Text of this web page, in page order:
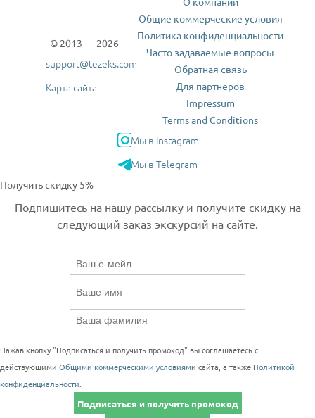
© 2013 — 2026
support@tezeks.com
Карта сайта
Общие коммерческие условия
Политика конфиденциальности
Часто задаваемые вопросы
Обратная связь
Для партнеров
Impressum
Terms and Conditions
Мы в Instagram
Мы в Telegram
Получить скидку 5%
Подпишитесь на нашу рассылку и получите скидку на
следующий заказ экскурсий на сайте.
Нажав кнопку "Подписаться и получить промокод" вы соглашаетесь с
действующими Общими коммерческими условиями сайта, а также Политикой
конфиденциальности
Подписаться и получить промокод